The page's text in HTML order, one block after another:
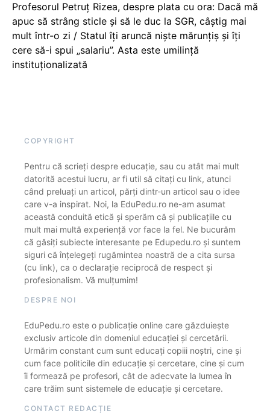
Profesorul Petruț Rizea, despre plata cu ora: Dacă mă
apuc să strâng sticle și să le duc la SGR, câștig mai
mult într-o zi / Statul îți aruncă niște mărunțiș și îți
cere să-i spui „salariu”. Asta este umilință
instituționalizată
COPYRIGHT
Pentru că scrieți despre educație, sau cu atât mai mult
datorită acestui lucru, ar fi util să citați cu link, atunci
când preluați un articol, părți dintr-un articol sau o idee
care v-a inspirat. Noi, la EduPedu.ro ne-am asumat
această conduită etică și sperăm că și publicațiile cu
mult mai multă experiență vor face la fel. Ne bucurăm
că găsiți subiecte interesante pe Edupedu.ro și suntem
siguri că înțelegeți rugămintea noastră de a cita sursa
(cu link), ca o declarație reciprocă de respect și
profesionalism. Vă mulțumim!
DESPRE NOI
EduPedu.ro este o publicație online care găzduiește
exclusiv articole din domeniul educației și cercetării.
Urmărim constant cum sunt educați copiii noștri, cine și
cum face politicile din educație și cercetare, cine și cum
îi formează pe profesori, cât de adecvate la lumea în
care trăim sunt sistemele de educație și cercetare.
CONTACT REDACȚIE